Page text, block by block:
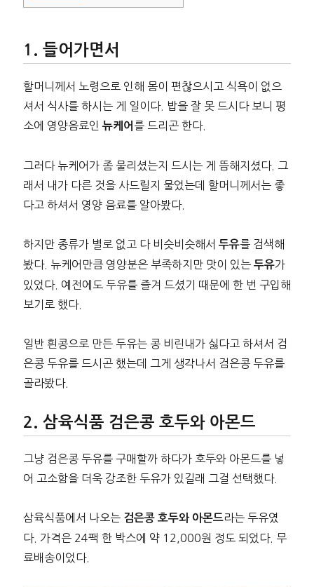
들어가면서
할머니께서 노령으로 인해 몸이 편찮으시고 식욕이 없으
셔서 식사를 하시는 게 일이다. 밥을 잘 못 드시다 보니 평
소에 영양음료인 뉴케어 를 드리곤 한다.
그러다 뉴케어가 좀 물리셨는지 드시는 게 뜸해지셨다. 그
래서 내가 다른 것을 사드릴지 물었는데 할머니께서는 좋
다고 하셔서 영양 음료를 알아봤다.
하지만 종류가 별로 없고 다 비슷비슷해서 두유를 검색해
봤다. 뉴케어만큼 영양분은 부족하지만 맛이 있는 두유가
있었다. 예전에도 두유를 즐겨 드셨기 때문에 한 번 구입해
보기로 했다.
일반 흰콩으로 만든 두유는 콩 비린내가 싫다고 하셔서 검
은콩 두유를 드시곤 했는데 그게 생각나서 검은콩 두유를
골라봤다.
삼육식품 검은콩 호두와 아몬드
그냥 검은콩 두유를 구매할까 하다가 호두와 아몬드를 넣
어 고소함을 더욱 강조한 두유가 있길래 그걸 선택했다.
삼육식품에서 나오는 검은콩 호두와 아몬드라는 두유였
다. 가격은 24팩 한 박스에 약 12,000원 정도 되었다. 무
료배송이었다.